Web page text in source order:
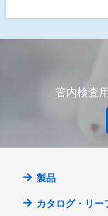
管内検査
製品
カタログ・リー